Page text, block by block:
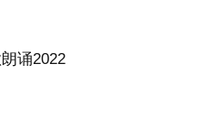
诵2022